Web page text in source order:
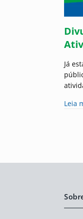
Já
Leia